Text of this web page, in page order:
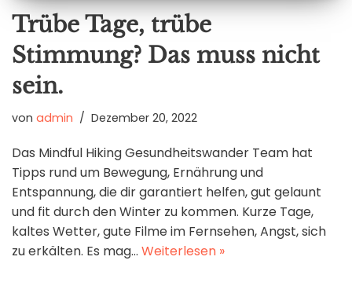
Trübe Tage, trübe
Stimmung? Das muss nicht
sein.
von admin Dezember 20, 2022
Das Mindful Hiking Gesundheitswander Team hat
Tipps rund um Bewegung, Ernährung und
Entspannung, die dir garantiert helfen, gut gelaunt
und fit durch den Winter zu kommen. Kurze Tage,
kaltes Wetter, gute Filme im Fernsehen, Angst, sich
zu erkälten. Es mag… Weiterlesen »